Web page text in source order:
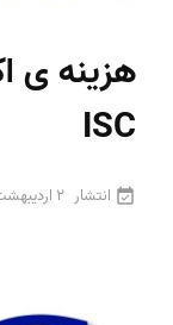
هزینه ی
ISC
انتشار 2 اردیبهشت 1405